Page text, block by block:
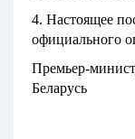
4. Настоящее
официального
Премьер-
Беларусь